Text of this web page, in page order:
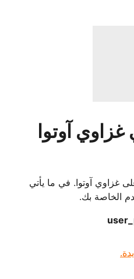
آوتوا
غزاوي آوتوا. في ما يأتي
الخاصة بك.